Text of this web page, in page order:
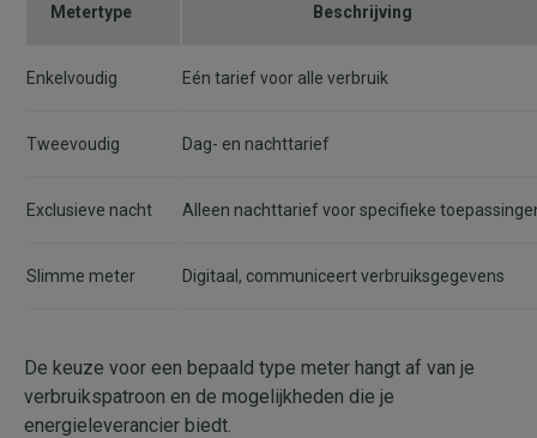
Metertype Beschrijving
Enkelvoudig Eén tarief voor alle verbruik
Tweevoudig Dag- en nachttarief
Exclusieve nacht Alleen nachttarief voor specifieke
Slimme meter Digitaal, communiceert verbruiksgegevens
De keuze voor een bepaald type meter hangt af van je
verbruikspatroon en de mogelijkheden die je
energieleverancier biedt.